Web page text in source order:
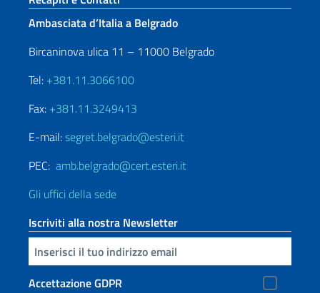
Ambasciata d’Italia a Belgrado
Bircaninova ulica 11 – 11000 Belgrado
Tel: +381.11.3066100
Fax: +381.11.3249413
E-mail:segret.belgrado@esteri.it
PEC: amb.belgrado@cert.esteri.it
Gli uffici della sede
Iscriviti alla nostra Newsletter
Inserisci la tua email
Accettazione GDPR